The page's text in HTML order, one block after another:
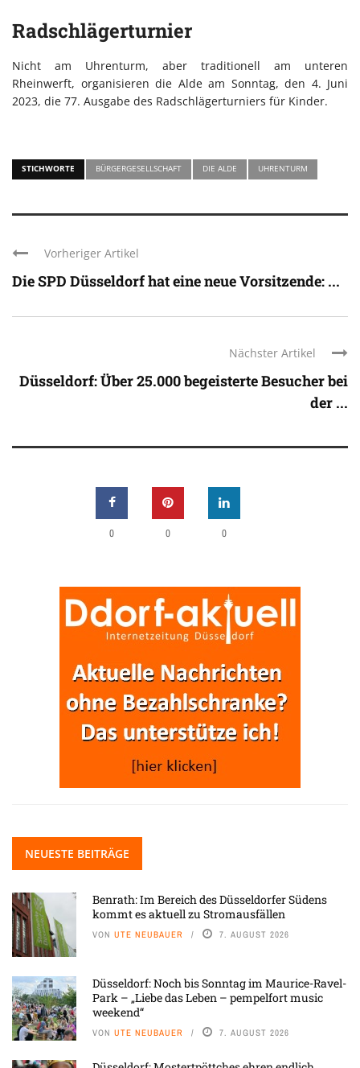
Radschlägerturnier
Nicht am Uhrenturm, aber traditionell am unteren
Rheinwerft, organisieren die Alde am Sonntag, den 4. Juni
2023, die 77. Ausgabe des Radschlägerturniers für Kinder.
STICHWORTE BÜRGERGESELLSCHAFT DIE ALDE UHRENTURM
Vorheriger Artikel
Die SPD Düsseldorf hat eine neue Vorsitzende: ...
Nächster Artikel
Düsseldorf: Über 25.000 begeisterte Besucher bei
der ...
0 0 0
NEUESTE BEITRÄGE
Benrath: Im Bereich des Düsseldorfer Südens
kommt es aktuell zu Stromausfällen
VON UTE NEUBAUER 7. AUGUST 2026
Düsseldorf: Noch bis Sonntag im Maurice-Ravel-
Park – „Liebe das Leben – pempelfort music
weekend“
VON UTE NEUBAUER 7. AUGUST 2026